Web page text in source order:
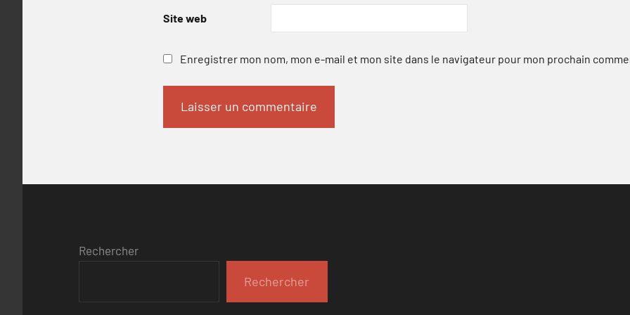
Site web
Enregistrer mon nom, mon e-mail et mon site dans le navigateur pour mon prochain
Rechercher
Rechercher